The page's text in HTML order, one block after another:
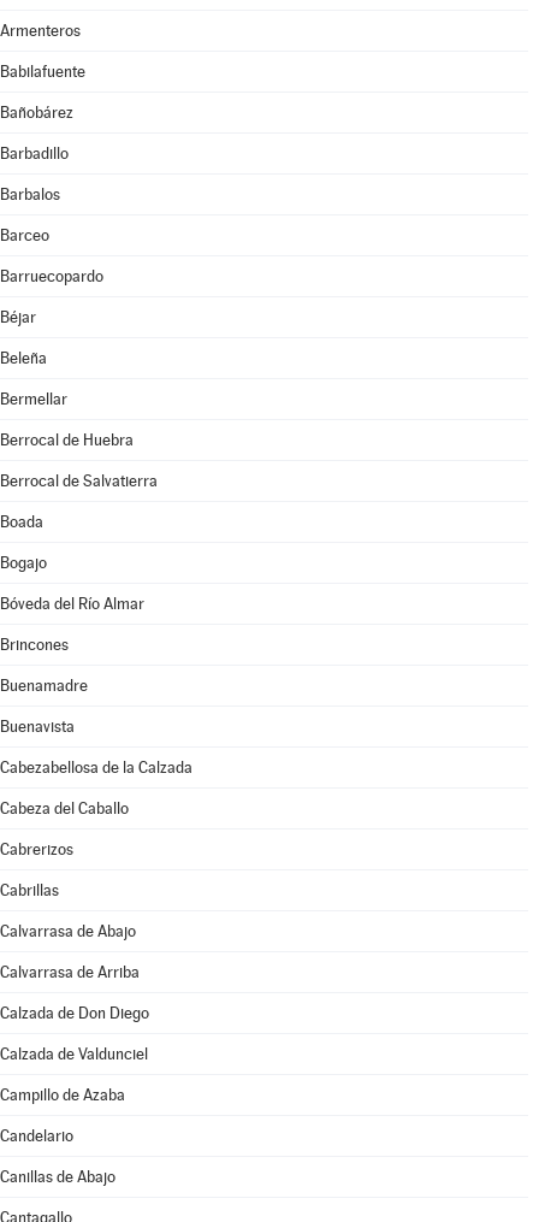
Armenteros
Babilafuente
Bañobárez
Barbadillo
Barbalos
Barceo
Barruecopardo
Béjar
Beleña
Bermellar
Berrocal de Huebra
Berrocal de Salvatierra
Boada
Bogajo
Bóveda del Río Almar
Brincones
Buenamadre
Buenavista
Cabezabellosa de la Calzada
Cabeza del Caballo
Cabrerizos
Cabrillas
Calvarrasa de Abajo
Calvarrasa de Arriba
Calzada de Don Diego
Calzada de Valdunciel
Campillo de Azaba
Candelario
Canillas de Abajo
Cantagallo